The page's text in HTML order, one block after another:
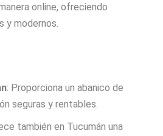
online, ofreciendo
y modernos.
: Proporciona un abanico de
seguras y rentables.
también en Tucumán una